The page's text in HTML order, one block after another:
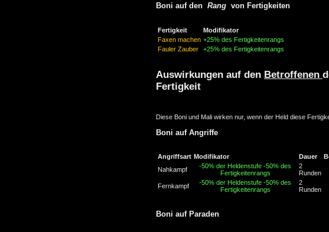
Boni auf den Rang von Fertigkeiten
Fertigkeit
Modifikator
Faxen machen +25% des Fertigkeitenrangs
Fauler Zauber
+25% des Fertigkeitenrangs
Auswirkungen auf den Betroffenen
Fertigkeit
Diese Boni und Mali wirken nur, wenn der Held diese
Boni auf Angriffe
Angriffsart Modifikator Dauer
Nahkampf
-50% der Heldenstufe -50% des
Fertigkeitenrangs
2
Runden
Fernkampf
-50% der Heldenstufe -50% des
Fertigkeitenrangs
2
Runden
Boni auf Paraden